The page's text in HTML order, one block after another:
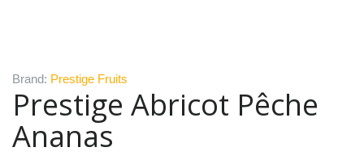
Brand: Prestige Fruits
Prestige Abricot Pêche
Ananas